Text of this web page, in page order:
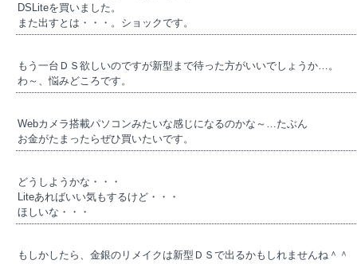
DSLiteを買いました。
また出すとは・・・。ショックです。
もう一台ＤＳ欲しいのですが新型まで待った方がいいでしょうか…。
わ～、悩みどころです。
Webカメラ搭載パソコンみたいな感じになるのかな～…たぶん
お金がたまったらぜひ買いたいです。
どうしようかな・・・
Liteあればいい気もするけど・・・
ほしいな・・・
もしかしたら、金銀のリメイクは新型ＤＳで出るかもしれませんね＾＾